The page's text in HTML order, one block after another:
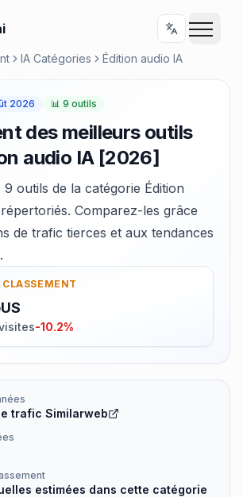
IA Catégories Édition audio IA
2026 📊 9 outils
des meilleurs outils
audio IA [2026]
9 outils de la catégorie Édition
Comparez-les grâce
de trafic tierces et aux tendances
CLASSEMENT
-10.2%
trafic Similarweb
estimées dans cette catégorie